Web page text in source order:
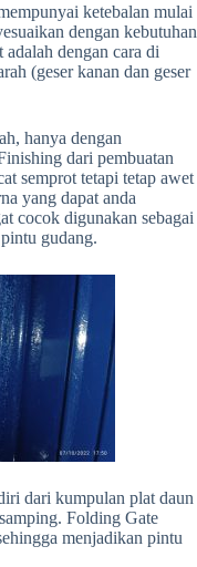
ketebalan mulai
dengan kebutuhan
dengan cara di
(geser kanan dan geser
hanya dengan
dari pembuatan
semprot tetapi tetap awet
yang dapat anda
cocok digunakan sebagai
gudang.
dari kumpulan plat daun
Folding Gate
menjadikan pintu